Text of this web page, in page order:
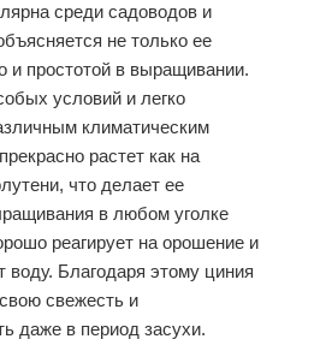
среди садоводов и
не только ее
и простотой в выращивании.
условий и легко
климатическим
прекрасно растет как на
что делает ее
в любом уголке
реагирует на орошение и
воду. Благодаря этому циния
свежесть и
даже в период засухи.